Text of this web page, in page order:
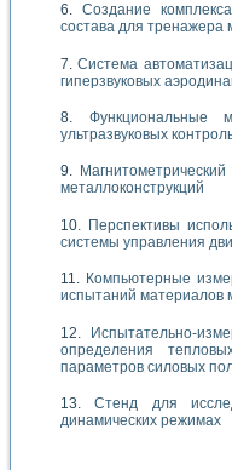
Создание
состава для тренажера
Система
гиперзвуковых
ультразвуковых
металлоконструкций
Перспективы
системы управления
Компьютерные
испытаний материалов
Испытательно-
определения
параметров силовых
Стенд для
динамических режимах